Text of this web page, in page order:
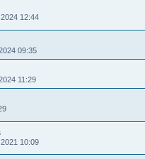
12:44
09:35
11:29
10:09